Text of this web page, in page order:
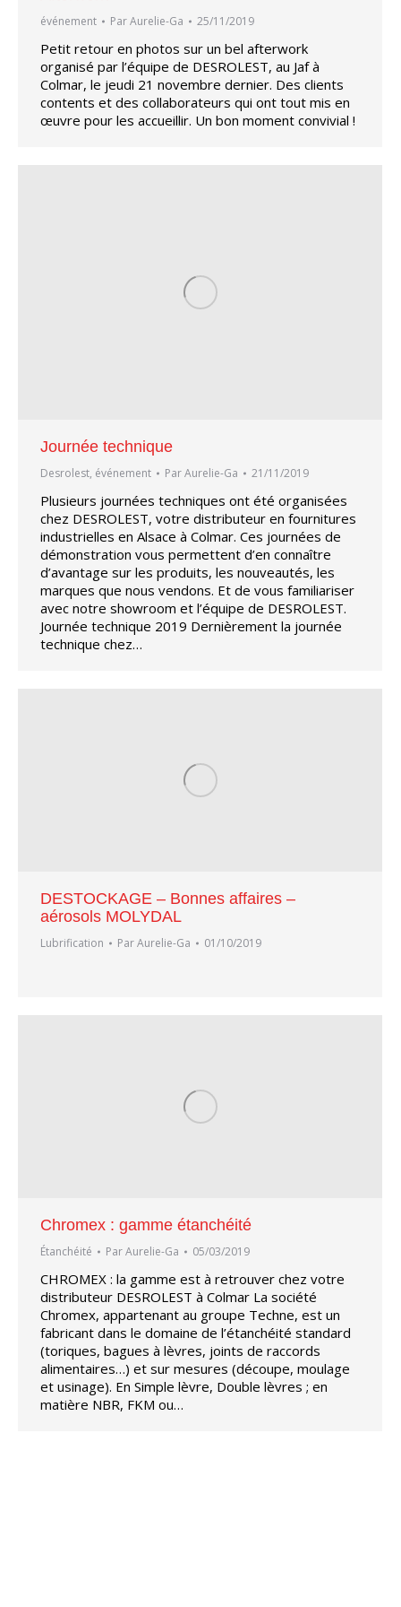
événement ParAurelie-Ga 25/11/2019
Petit retour en photos sur un bel afterwork
organisé par l’équipe de DESROLEST, au Jaf à
Colmar, le jeudi 21 novembre dernier. Des clients
contents et des collaborateurs qui ont tout mis en
œuvre pour les accueillir. Un bon moment convivial !
Journée technique
Desrolest, événement ParAurelie-Ga 21/11/2019
Plusieurs journées techniques ont été organisées
chez DESROLEST, votre distributeur en fournitures
industrielles en Alsace à Colmar. Ces journées de
démonstration vous permettent d’en connaître
d’avantage sur les produits, les nouveautés, les
marques que nous vendons. Et de vous familiariser
avec notre showroom et l’équipe de DESROLEST.
Journée technique 2019 Dernièrement la journée
technique chez…
DESTOCKAGE – Bonnes affaires –
aérosols MOLYDAL
Lubrification ParAurelie-Ga 01/10/2019
Chromex : gamme étanchéité
Étanchéité ParAurelie-Ga 05/03/2019
CHROMEX : la gamme est à retrouver chez votre
distributeur DESROLEST à Colmar La société
Chromex, appartenant au groupe Techne, est un
fabricant dans le domaine de l’étanchéité standard
(toriques, bagues à lèvres, joints de raccords
alimentaires…) et sur mesures (découpe, moulage
et usinage). En Simple lèvre, Double lèvres ; en
matière NBR, FKM ou…